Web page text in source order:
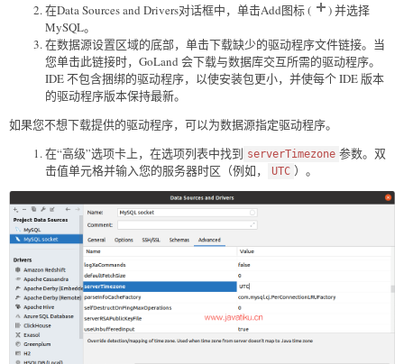
在Data Sources and Drivers对话框中，单击Add图标 (
) 并选择
MySQL。
在数据源设置区域的底部，单击下载缺少的驱动程序文件链接。当
您单击此链接时，GoLand 会下载与数据库交互所需的驱动程序。
IDE 不包含捆绑的驱动程序，以使安装包更小，并使每个 IDE 版本
的驱动程序版本保持最新。
如果您不想下载提供的驱动程序，可以为数据源指定驱动程序。
在“高级”选项卡上，在选项列表中找到 serverTimezone 参数。双
击值单元格并输入您的服务器时区（例如，
UTC ）。